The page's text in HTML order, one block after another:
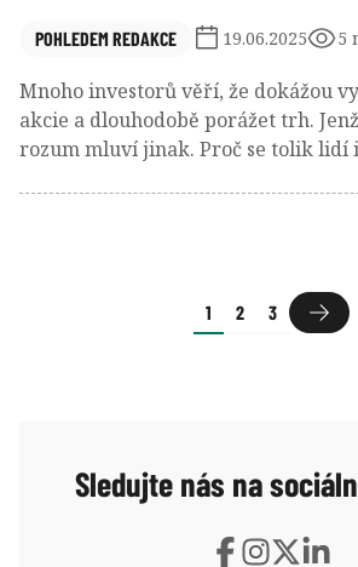
POHLEDEM REDAKCE 19.06.2025 5
Mnoho investorů věří, že dokážou
akcie a dlouhodobě porážet trh.
rozum mluví jinak. Proč se tolik lidí
1 2 3
Sledujte nás na